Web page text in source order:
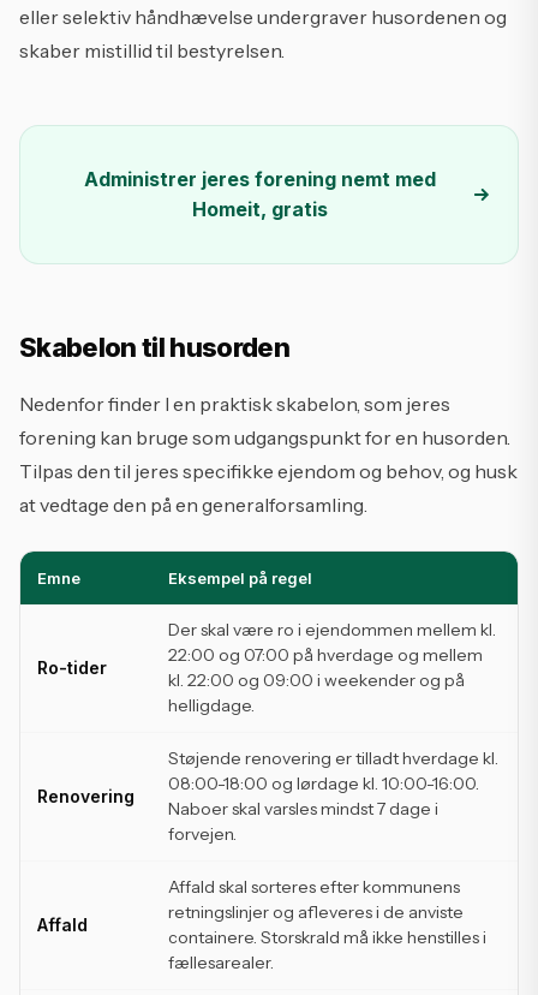
eller selektiv håndhævelse undergraver husordenen og
skaber mistillid til bestyrelsen.
Administrer jeres forening nemt med
Homeit, gratis
Skabelon til husorden
Nedenfor finder I en praktisk skabelon, som jeres
forening kan bruge som udgangspunkt for en husorden.
Tilpas den til jeres specifikke ejendom og behov, og husk
at vedtage den på en generalforsamling.
Emne Eksempel på regel
Ro-tider
Der skal være ro i ejendommen mellem kl.
22:00 og 07:00 på hverdage og mellem
kl. 22:00 og 09:00 i weekender og på
helligdage.
Renovering
Støjende renovering er tilladt hverdage kl.
08:00-18:00 og lørdage kl. 10:00-16:00.
Naboer skal varsles mindst 7 dage i
forvejen.
Affald
Affald skal sorteres efter kommunens
retningslinjer og afleveres i de anviste
containere. Storskrald må ikke henstilles i
fællesarealer.